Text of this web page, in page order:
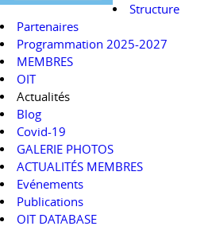
Structure
Partenaires
Programmation 2025-2027
MEMBRES
OIT
Actualités
Blog
Covid-19
GALERIE PHOTOS
ACTUALITÉS MEMBRES
Evénements
Publications
OIT DATABASE